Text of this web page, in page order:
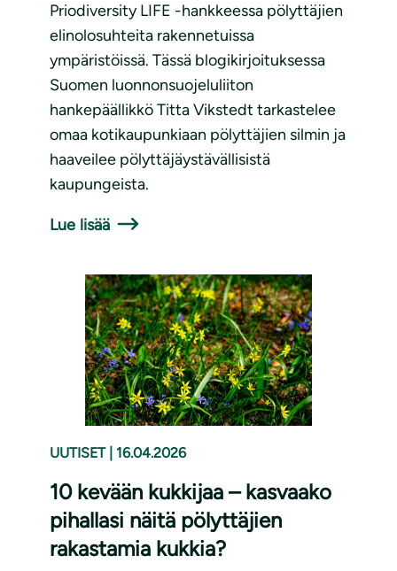
Priodiversity LIFE -hankkeessa pölyttäjien
elinolosuhteita rakennetuissa
ympäristöissä. Tässä blogikirjoituksessa
Suomen luonnonsuojeluliiton
hankepäällikkö Titta Vikstedt tarkastelee
omaa kotikaupunkiaan pölyttäjien silmin ja
haaveilee pölyttäjäystävällisistä
kaupungeista.
Lue lisää
UUTISET 16.04.2026
10 kevään kukkijaa – kasvaako
pihallasi näitä pölyttäjien
rakastamia kukkia?